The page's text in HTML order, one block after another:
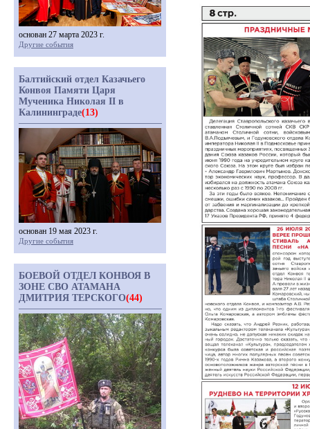
основан 27 марта 2023 г.
Другие события
Балтийский отдел Казачьего
Конвоя Памяти Царя
Мученика Николая II в
Калининграде(13)
основан 19 мая 2023 г.
Другие события
БОЕВОЙ ОТДЕЛ КОНВОЯ В
ЗОНЕ СВО АТАМАНА
ДМИТРИЯ ТЕРСКОГО(44)